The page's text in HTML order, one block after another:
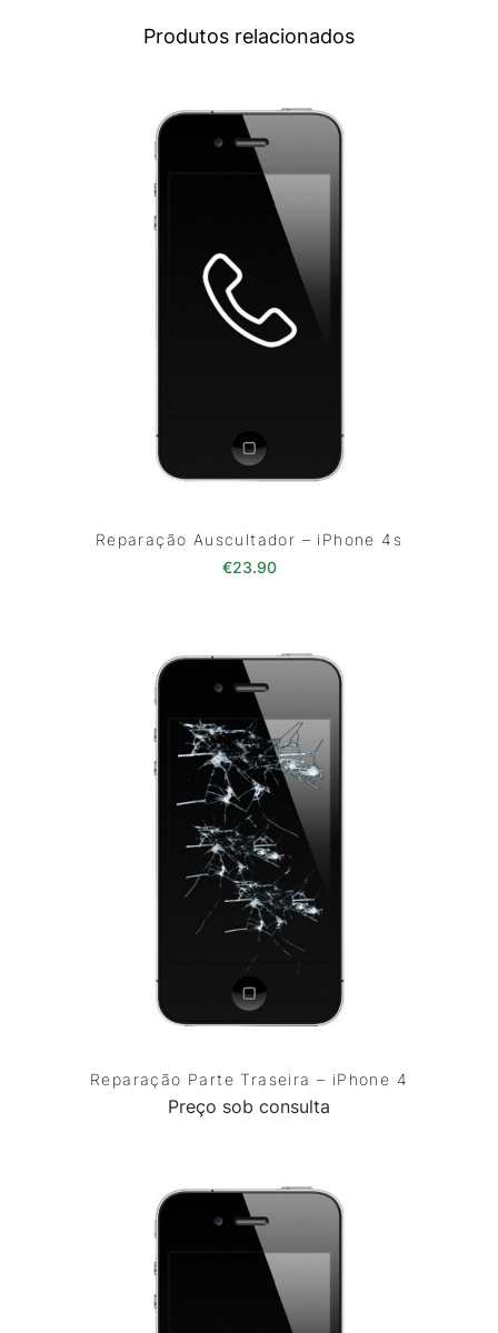
Produtos relacionados
Reparação Auscultador – iPhone 4s
€23.90
Reparação Parte Traseira – iPhone 4
Preço sob consulta